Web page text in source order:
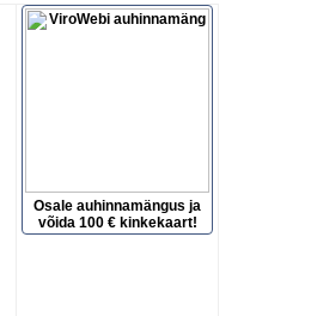
Osale auhinnamängus ja
võida 100 € kinkekaart!